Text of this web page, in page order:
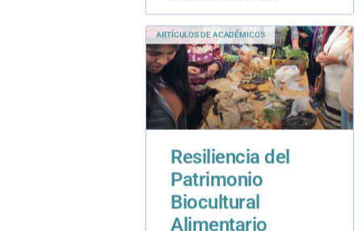
Resiliencia del
Patrimonio
Biocultural
Alimentario
3 de septiembre de 2021